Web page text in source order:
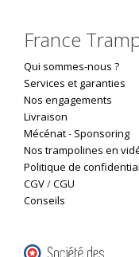
France
Qui sommes-nous ?
Services et garanties
Nos engagements
Livraison
Mécénat- Sponsoring
Nos trampolines en
Politique de
CGV/CGU
Conseils